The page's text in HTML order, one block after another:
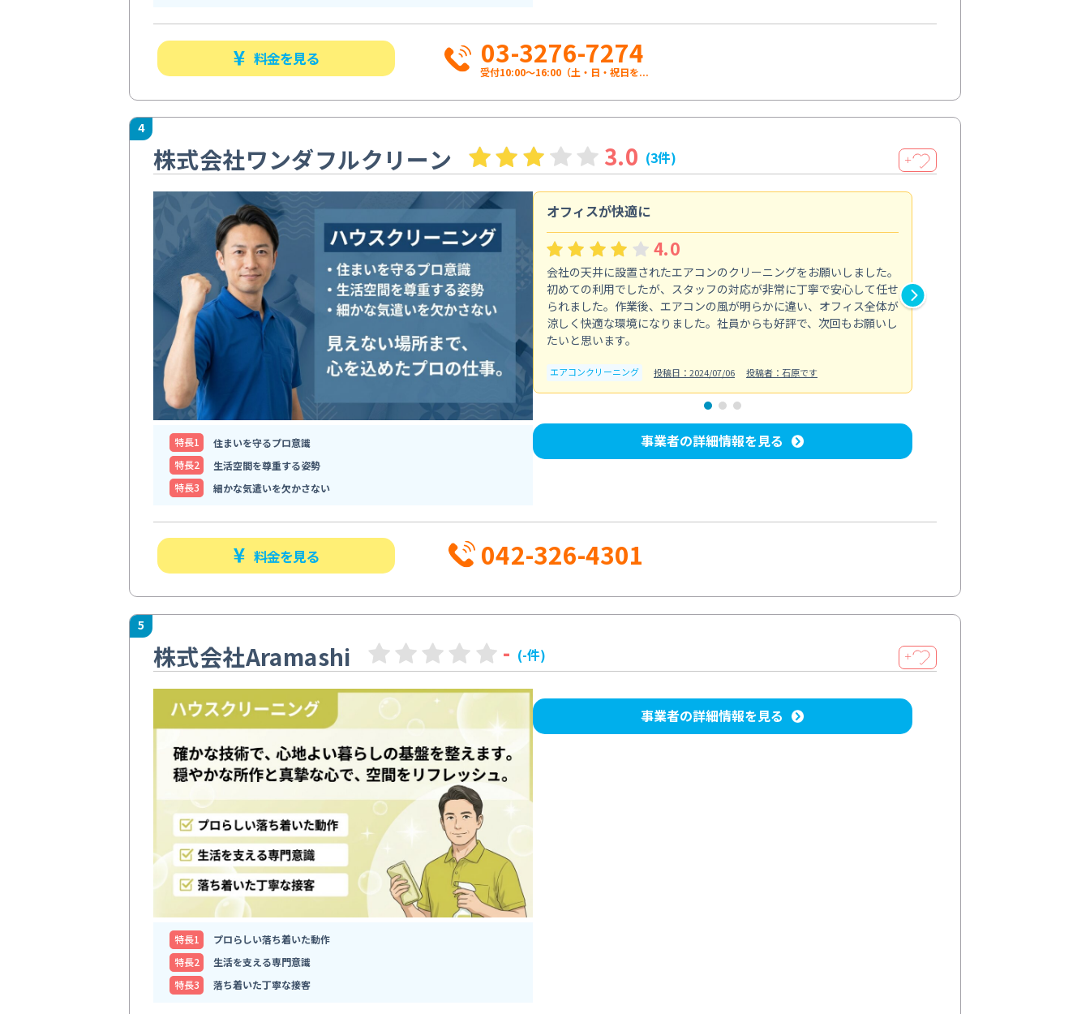
料金を見る 03-3276-7274
受付10:00〜16:00（土・日・祝日を...
4
株式会社ワンダフルクリーン 3.0 (3件) ＋
特⻑1
住まいを守るプロ意識
特⻑2
生活空間を尊重する姿勢
特⻑3
細かな気遣いを欠かさない
オフィスが快適に
4.0
会社の天井に設置されたエアコンのクリーニングをお願いしました。
初めての利用でしたが、スタッフの対応が非常に丁寧で安心して任せ
られました。作業後、エアコンの風が明らかに違い、オフィス全体が
涼しく快適な環境になりました。社員からも好評で、次回もお願いし
たいと思います。
エアコンクリーニング 投稿日：2024/07/06 投稿者：石原です
事業者の詳細情報を見る
料金を見る 042-326-4301
5
株式会社Aramashi - (-件) ＋
特⻑1
プロらしい落ち着いた動作
特⻑2
生活を支える専門意識
特⻑3
落ち着いた丁寧な接客
事業者の詳細情報を見る